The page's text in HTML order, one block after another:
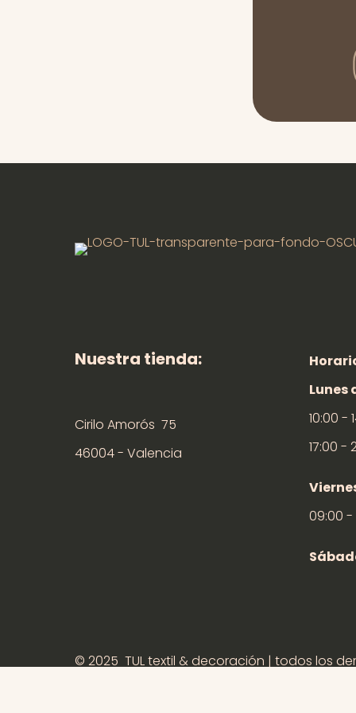
Nuestra tienda:
Cirilo Amorós 75
46004 - Valencia
Lunes
10:00 -
17:00 -
09:00 -
© 2025 TUL textil & decoración | todos los